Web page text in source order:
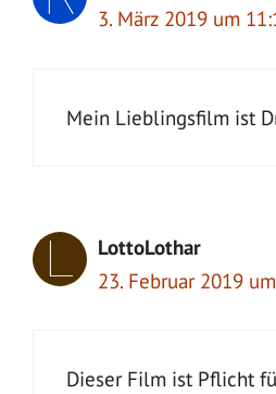
3. März 2019 um
Mein Lieblingsfilm ist
LottoLothar
23. Februar 2019
Dieser Film ist Pflicht